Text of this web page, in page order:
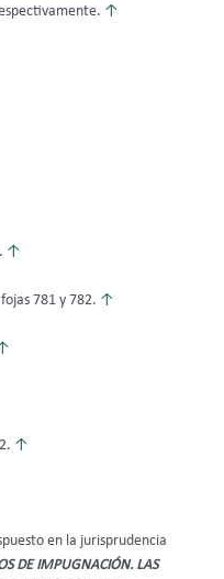
↑
↑
781 y 782. ↑
↑
en la jurisprudencia
DE IMPUGNACIÓN. LAS